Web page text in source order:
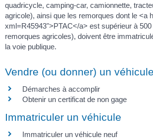
quadricycle, camping-car, camionnette,
agricole), ainsi que les remorques dont le <a
xml=R45943">PTAC</a> est supérieur à
remorques agricoles), doivent être
la voie publique.
Vendre (ou donner) un véhicule
Démarches à accomplir
Obtenir un certificat de non gage
Immatriculer un véhicule
Immatriculer un véhicule neuf